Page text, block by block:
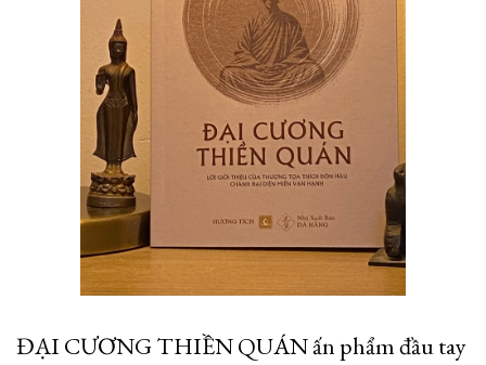
ĐẠI CƯƠNG THIỀN QUÁN ấn phẩm đầu tay